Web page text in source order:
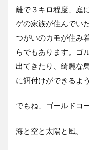
離で３キロ程度、庭
ゲの家族が住んでい
つがいのカモが住み
らでもあります。ゴ
出てきたり、綺麗な
に餌付けができるよ
でもね、ゴールドコ
海と空と太陽と風。